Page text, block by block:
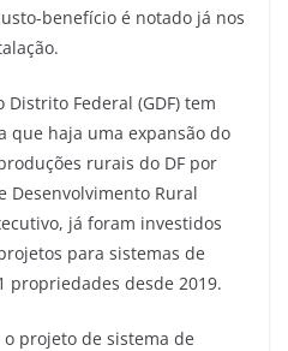
benefício é notado já nos
Federal (GDF) tem
que haja uma expansão do
rurais do DF por
Desenvolvimento Rural
já foram investidos
para sistemas de
propriedades desde 2019.
projeto de sistema de